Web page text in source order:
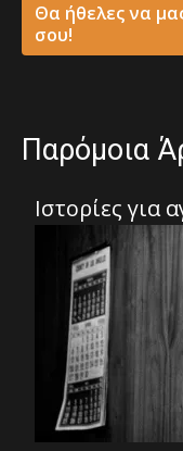
Θα ήθελες να
σου!
Παρόμοια
Ιστορίες για